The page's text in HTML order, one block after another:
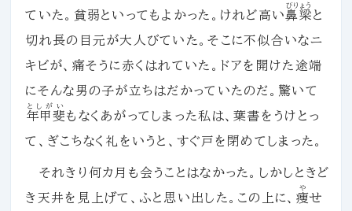
ていた。貧弱といってもよかった。けれど高い 鼻梁
びりょう
と
切れ長の目元が大人びていた。そこに不似合いなニ
キビが、痛そうに赤くはれていた。ドアを開けた途端
にそんな男の子が立ちはだかっていたのだ。驚いて
年甲斐
としがい
もなくあがってしまった私は、葉書をうけとっ
て、ぎこちなく礼をいうと、すぐ戸を閉めてしまった。
それきり何カ月も会うことはなかった。しかしときど
き天井を見上げて、ふと思い出した。この上に、 痩
や
せ